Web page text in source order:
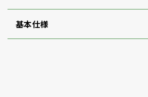
基本仕様